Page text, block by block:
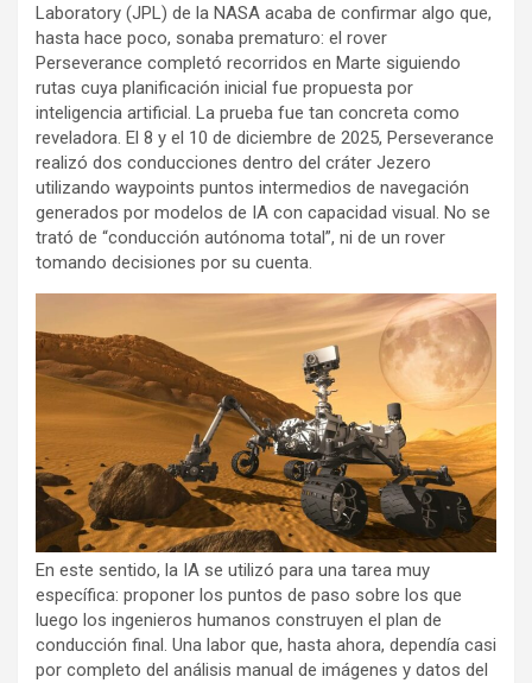
Laboratory (JPL) de la NASA acaba de confirmar algo que,
hasta hace poco, sonaba prematuro: el rover
Perseverance completó recorridos en Marte siguiendo
rutas cuya planificación inicial fue propuesta por
inteligencia artificial. La prueba fue tan concreta como
reveladora. El 8 y el 10 de diciembre de 2025, Perseverance
realizó dos conducciones dentro del cráter Jezero
utilizando waypoints puntos intermedios de navegación
generados por modelos de IA con capacidad visual. No se
trató de “conducción autónoma total”, ni de un rover
tomando decisiones por su cuenta.
En este sentido, la IA se utilizó para una tarea muy
específica: proponer los puntos de paso sobre los que
luego los ingenieros humanos construyen el plan de
conducción final. Una labor que, hasta ahora, dependía casi
por completo del análisis manual de imágenes y datos del